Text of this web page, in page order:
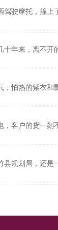
驾驶摩托，撞上
十年来，离不开
怕热的紫衣和
客户的货一刻
县规划局，还是